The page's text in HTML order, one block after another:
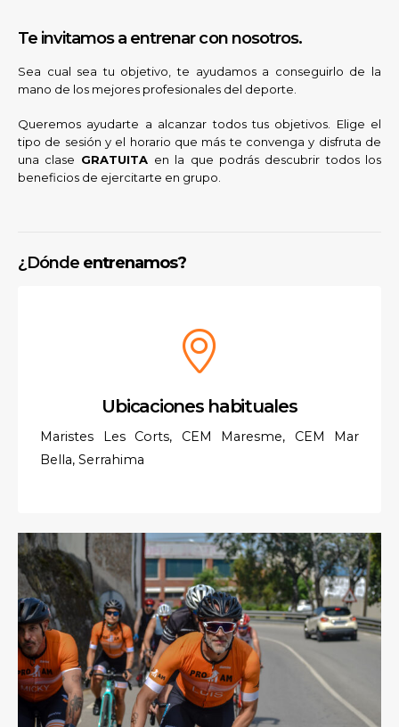
Te invitamos a entrenar con nosotros.
Sea cual sea tu objetivo, te ayudamos a conseguirlo de la
mano de los mejores profesionales del deporte.
Queremos ayudarte a alcanzar todos tus objetivos. Elige el
tipo de sesión y el horario que más te convenga y disfruta de
una clase GRATUITA en la que podrás descubrir todos los
beneficios de ejercitarte en grupo.
¿Dónde entrenamos?
Ubicaciones habituales
Maristes Les Corts, CEM Maresme, CEM Mar
Bella, Serrahima